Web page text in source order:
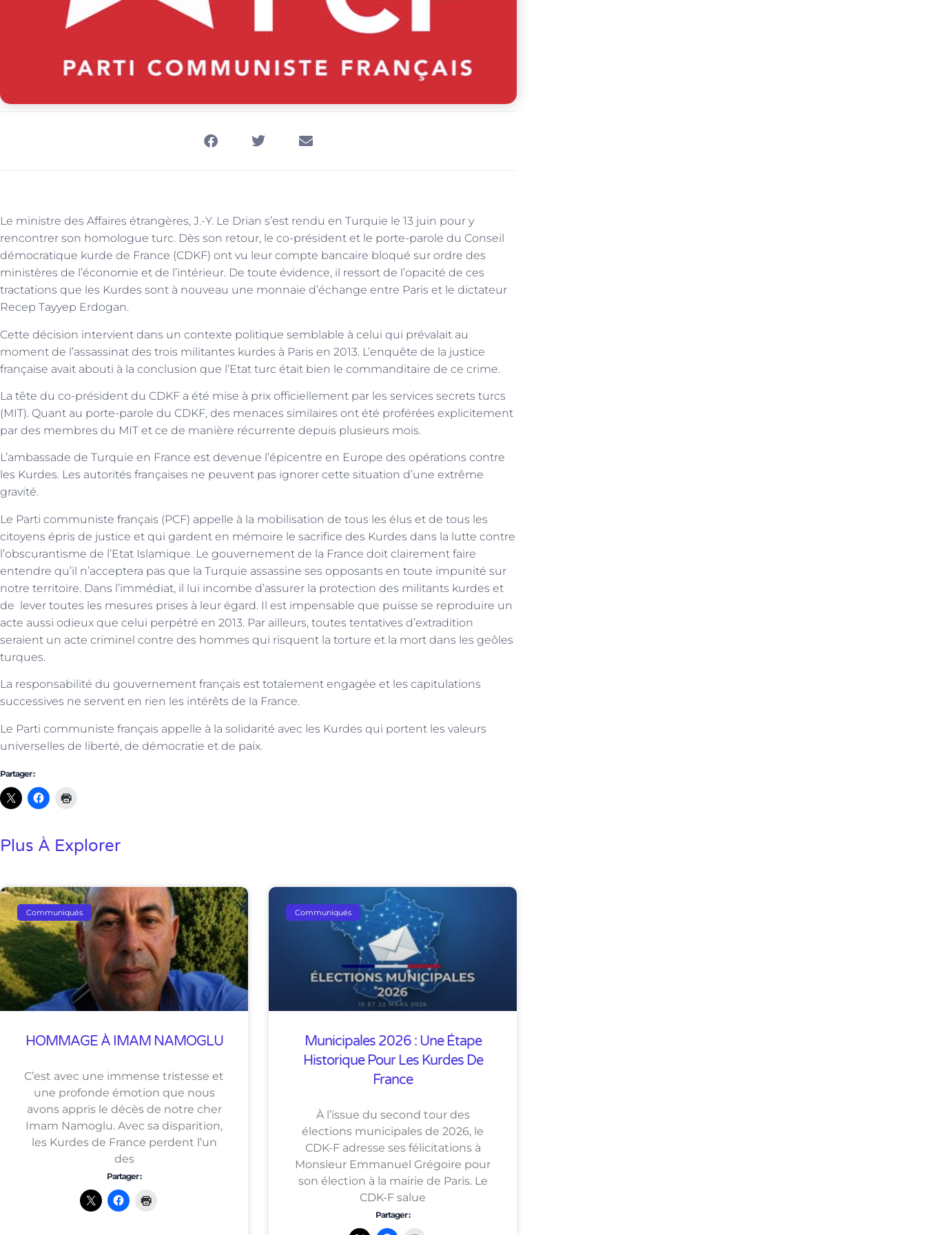
Le ministre des Affaires étrangères, J.-Y. Le Drian s’est rendu en Turquie le 13 juin pour y
rencontrer son homologue turc. Dès son retour, le co-président et le porte-parole du Conseil
démocratique kurde de France (CDKF) ont vu leur compte bancaire bloqué sur ordre des
ministères de l’économie et de l’intérieur. De toute évidence, il ressort de l’opacité de ces
tractations que les Kurdes sont à nouveau une monnaie d’échange entre Paris et le dictateur
Recep Tayyep Erdogan.
Cette décision intervient dans un contexte politique semblable à celui qui prévalait au
moment de l’assassinat des trois militantes kurdes à Paris en 2013. L’enquête de la justice
française avait abouti à la conclusion que l’Etat turc était bien le commanditaire de ce crime.
La tête du co-président du CDKF a été mise à prix officiellement par les services secrets turcs
(MIT). Quant au porte-parole du CDKF, des menaces similaires ont été proférées explicitement
par des membres du MIT et ce de manière récurrente depuis plusieurs mois.
L’ambassade de Turquie en France est devenue l’épicentre en Europe des opérations contre
les Kurdes. Les autorités françaises ne peuvent pas ignorer cette situation d’une extrême
gravité.
Le Parti communiste français (PCF) appelle à la mobilisation de tous les élus et de tous les
citoyens épris de justice et qui gardent en mémoire le sacrifice des Kurdes dans la lutte contre
l’obscurantisme de l’Etat Islamique. Le gouvernement de la France doit clairement faire
entendre qu’il n’acceptera pas que la Turquie assassine ses opposants en toute impunité sur
notre territoire. Dans l’immédiat, il lui incombe d’assurer la protection des militants kurdes et
de lever toutes les mesures prises à leur égard. Il est impensable que puisse se reproduire un
acte aussi odieux que celui perpétré en 2013. Par ailleurs, toutes tentatives d’extradition
seraient un acte criminel contre des hommes qui risquent la torture et la mort dans les geôles
turques.
La responsabilité du gouvernement français est totalement engagée et les capitulations
successives ne servent en rien les intérêts de la France.
Le Parti communiste français appelle à la solidarité avec les Kurdes qui portent les valeurs
universelles de liberté, de démocratie et de paix.
Partager :
Plus À Explorer
Communiqués
HOMMAGE À IMAM NAMOGLU
C’est avec une immense tristesse et
une profonde émotion que nous
avons appris le décès de notre cher
Imam Namoglu. Avec sa disparition,
les Kurdes de France perdent l’un
des
Partager :
Communiqués
Municipales 2026 : Une Étape
Historique Pour Les Kurdes De
France
À l’issue du second tour des
élections municipales de 2026, le
CDK-F adresse ses félicitations à
Monsieur Emmanuel Grégoire pour
son élection à la mairie de Paris. Le
CDK-F salue
Partager :